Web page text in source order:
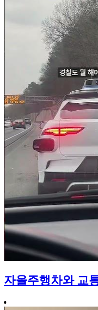
자율주행차와 교